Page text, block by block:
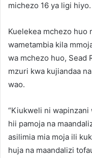
michezo 16 ya ligi hiyo.
Kuelekea mchezo huo
wametambia kila
wa mchezo huo, Sead
mzuri kwa kujiandaa
wao.
“Kiukweli ni wapinzani
hii pamoja na
asilimia mia moja ili
huja na maandalizi